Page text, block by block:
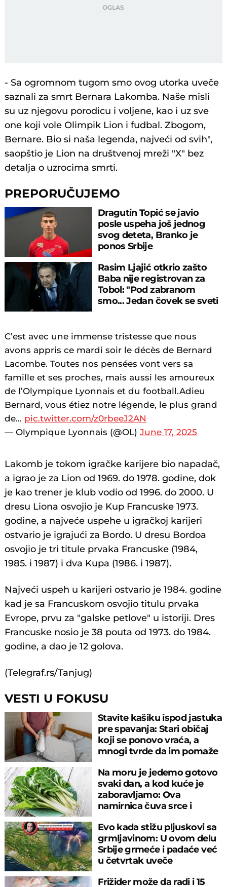
- Sa ogromnom tugom smo ovog utorka uveče
saznali za smrt Bernara Lakomba. Naše misli
su uz njegovu porodicu i voljene, kao i uz sve
one koji vole Olimpik Lion i fudbal. Zbogom,
Bernare. Bio si naša legenda, najveći od svih",
saopštio je Lion na društvenoj mreži "X" bez
detalja o uzrocima smrti.
PREPORUČUJEMO
Dragutin Topić se javio
posle uspeha još jednog
svog deteta, Branko je
ponos Srbije
Rasim Ljajić otkrio zašto
Baba nije registrovan za
Tobol: "Pod zabranom
smo... Jedan čovek se sveti
C’est avec une immense tristesse que nous
avons appris ce mardi soir le décès de Bernard
Lacombe. Toutes nos pensées vont vers sa
famille et ses proches, mais aussi les amoureux
de l’Olympique Lyonnais et du football.Adieu
Bernard, vous étiez notre légende, le plus grand
de… pic.twitter.com/z0rbeeJ2AN
— Olympique Lyonnais (@OL)June 17, 2025
Lakomb je tokom igračke karijere bio napadač,
a igrao je za Lion od 1969. do 1978. godine, dok
je kao trener je klub vodio od 1996. do 2000. U
dresu Liona osvojio je Kup Francuske 1973.
godine, a najveće uspehe u igračkoj karijeri
ostvario je igrajući za Bordo. U dresu Bordoa
osvojio je tri titule prvaka Francuske (1984,
1985. i 1987) i dva Kupa (1986. i 1987).
Najveći uspeh u karijeri ostvario je 1984. godine
kad je sa Francuskom osvojio titulu prvaka
Evrope, prvu za "galske petlove" u istoriji. Dres
Francuske nosio je 38 pouta od 1973. do 1984.
godine, a dao je 12 golova.
(Telegraf.rs/Tanjug)
VESTI U FOKUSU
Stavite kašiku ispod jastuka
pre spavanja: Stari običaj
koji se ponovo vraća, a
mnogi tvrde da im pomaže
Na moru je jedemo gotovo
svaki dan, a kod kuće je
zaboravljamo: Ova
namirnica čuva srce i
Evo kada stižu pljuskovi sa
grmljavinom: U ovom delu
Srbije grmeće i padaće već
u četvrtak uveče
Frižider može da radi i 15